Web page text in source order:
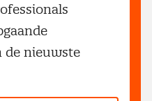
de nieuwste